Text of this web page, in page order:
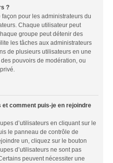
?
pour les administrateurs du
Chaque utilisateur peut
groupe peut détenir des
les tâches aux administrateurs
de plusieurs utilisateurs en une
pouvoirs de modération, ou
et comment puis-je en rejoindre
d’utilisateurs en cliquant sur le
le panneau de contrôle de
un, cliquez sur le bouton
d’utilisateurs ne sont pas
peuvent nécessiter une